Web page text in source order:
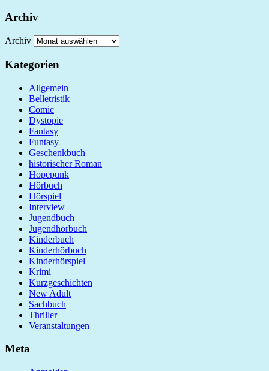
Archiv
Archiv
Kategorien
Allgemein
Belletristik
Comic
Dystopie
Fantasy
Funtasy
Geschenkbuch
historischer Roman
Hopepunk
Hörbuch
Hörspiel
Interview
Jugendbuch
Jugendhörbuch
Kinderbuch
Kinderhörbuch
Kinderhörspiel
Krimi
Kurzgeschichten
New Adult
Sachbuch
Thriller
Veranstaltungen
Meta